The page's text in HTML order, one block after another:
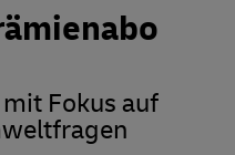
Fokus auf